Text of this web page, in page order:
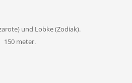
und Lobke (Zodiak).
150 meter.